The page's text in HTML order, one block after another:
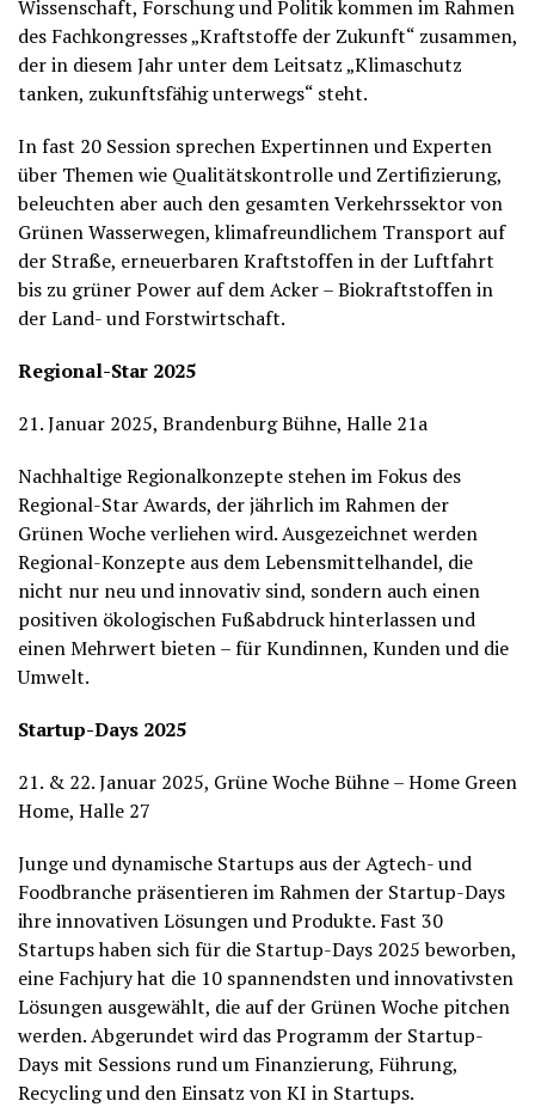
Wissenschaft, Forschung und Politik kommen im Rahmen
des Fachkongresses „Kraftstoffe der Zukunft“ zusammen,
der in diesem Jahr unter dem Leitsatz „Klimaschutz
tanken, zukunftsfähig unterwegs“ steht.
In fast 20 Session sprechen Expertinnen und Experten
über Themen wie Qualitätskontrolle und Zertifizierung,
beleuchten aber auch den gesamten Verkehrssektor von
Grünen Wasserwegen, klimafreundlichem Transport auf
der Straße, erneuerbaren Kraftstoffen in der Luftfahrt
bis zu grüner Power auf dem Acker – Biokraftstoffen in
der Land- und Forstwirtschaft.
Regional-Star 2025
21. Januar 2025, Brandenburg Bühne, Halle 21a
Nachhaltige Regionalkonzepte stehen im Fokus des
Regional-Star Awards, der jährlich im Rahmen der
Grünen Woche verliehen wird. Ausgezeichnet werden
Regional-Konzepte aus dem Lebensmittelhandel, die
nicht nur neu und innovativ sind, sondern auch einen
positiven ökologischen Fußabdruck hinterlassen und
einen Mehrwert bieten – für Kundinnen, Kunden und die
Umwelt.
Startup-Days 2025
21. & 22. Januar 2025, Grüne Woche Bühne – Home Green
Home, Halle 27
Junge und dynamische Startups aus der Agtech- und
Foodbranche präsentieren im Rahmen der Startup-Days
ihre innovativen Lösungen und Produkte. Fast 30
Startups haben sich für die Startup-Days 2025 beworben,
eine Fachjury hat die 10 spannendsten und innovativsten
Lösungen ausgewählt, die auf der Grünen Woche pitchen
werden. Abgerundet wird das Programm der Startup-
Days mit Sessions rund um Finanzierung, Führung,
Recycling und den Einsatz von KI in Startups.